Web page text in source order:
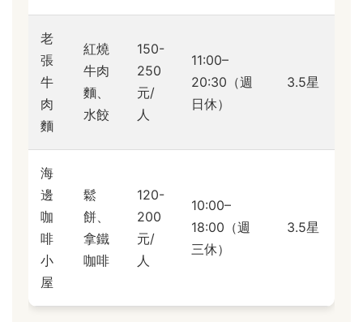
老
張
牛
肉
麵
紅燒
牛肉
麵、
水餃
150-
250
元/
人
11:00–
20:30（週
日休）
3.5星
海
邊
咖
啡
小
屋
鬆
餅、
拿鐵
咖啡
120-
200
元/
人
10:00–
18:00（週
三休）
3.5星